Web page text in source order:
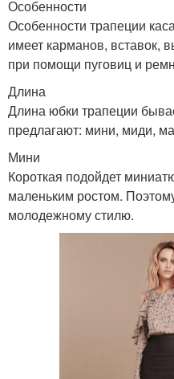
Особенности
Особенности трапеции
имеет карманов, вставок,
при помощи пуговиц и
Длина
Длина юбки трапеции
предлагают: мини, миди,
Мини
Короткая подойдет
маленьким ростом.
молодежному стилю.